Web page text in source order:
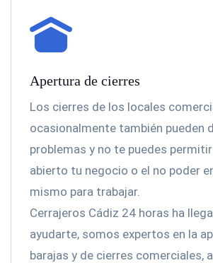
Apertura de cierres
Los cierres de los locales
ocasionalmente también pueden
problemas y no te puedes
abierto tu negocio o el no poder
mismo para trabajar.
Cerrajeros Cádiz 24 horas ha
ayudarte, somos expertos en la
barajas y de cierres comerciales,